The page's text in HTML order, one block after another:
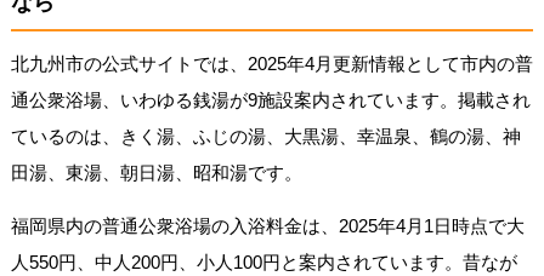
北九州市の公式サイトでは、2025年4月更新情報として市内の普
通公衆浴場、いわゆる銭湯が9施設案内されています。掲載され
ているのは、きく湯、ふじの湯、大黒湯、幸温泉、鶴の湯、神
田湯、東湯、朝日湯、昭和湯です。
福岡県内の普通公衆浴場の入浴料金は、2025年4月1日時点で大
人550円、中人200円、小人100円と案内されています。昔なが